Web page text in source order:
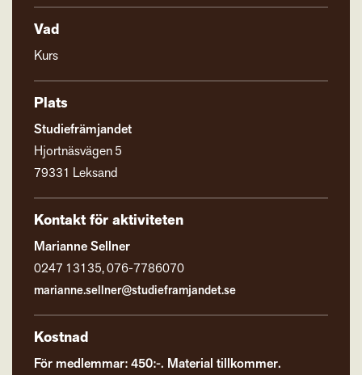
Vad
Kurs
Plats
Studiefrämjandet
Hjortnäsvägen 5
79331 Leksand
Kontakt för aktiviteten
Marianne Sellner
0247 13135, 076-7786070
marianne.sellner@studieframjandet.se
Kostnad
För medlemmar: 450:-. Material tillkommer.